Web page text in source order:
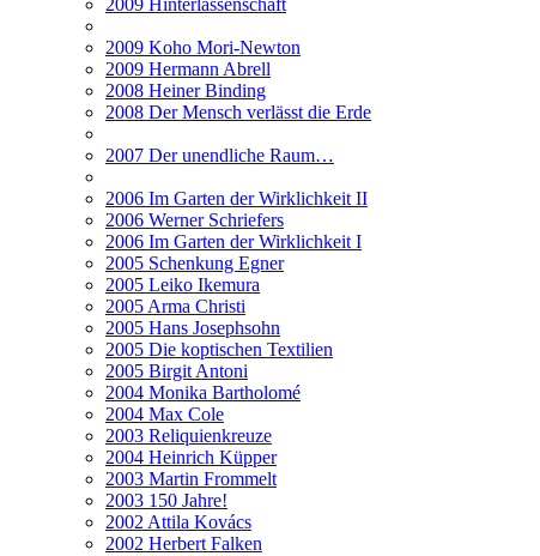
2009 Hinterlassenschaft
2009 Koho Mori-Newton
2009 Hermann Abrell
2008 Heiner Binding
2008 Der Mensch verlässt die Erde
2007 Der unendliche Raum…
2006 Im Garten der Wirklichkeit II
2006 Werner Schriefers
2006 Im Garten der Wirklichkeit I
2005 Schenkung Egner
2005 Leiko Ikemura
2005 Arma Christi
2005 Hans Josephsohn
2005 Die koptischen Textilien
2005 Birgit Antoni
2004 Monika Bartholomé
2004 Max Cole
2003 Reliquienkreuze
2004 Heinrich Küpper
2003 Martin Frommelt
2003 150 Jahre!
2002 Attila Kovács
2002 Herbert Falken